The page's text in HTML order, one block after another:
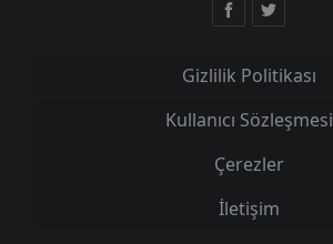
Gizlilik Politikası
Kullanıcı Sözleşmesi
Çerezler
İletişim